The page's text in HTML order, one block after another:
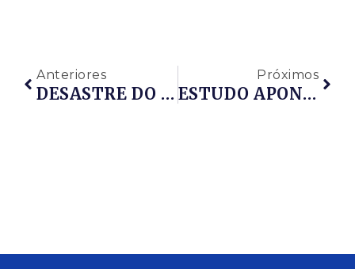
Anteriores
DESASTRE DO GOLFO DO MÉXICO CAUSOU US$ 17,2 BI EM DANO AMBIENTAL
Próximos
ESTUDO APONTA NECESSIDADE DE 17 PLATAFORMAS PARA ATENDER PROJETOS PREVISTOS NAS PRÓXIMAS 10 RODADAS DA ANP, ATÉ 2019